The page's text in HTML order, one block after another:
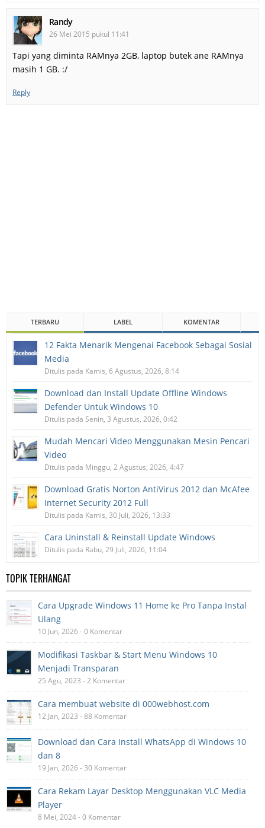
Randy
26 Mei 2015 pukul 11:41
Tapi yang diminta RAMnya 2GB, laptop butek ane RAMnya
masih 1 GB. :/
Reply
TERBARU LABEL KOMENTAR
12 Fakta Menarik Mengenai Facebook Sebagai Sosial
Media
Ditulis pada Kamis, 6 Agustus, 2026, 8:14
Download dan Install Update Offline Windows
Defender Untuk Windows 10
Ditulis pada Senin, 3 Agustus, 2026, 0:42
Mudah Mencari Video Menggunakan Mesin Pencari
Video
Ditulis pada Minggu, 2 Agustus, 2026, 4:47
Download Gratis Norton AntiVirus 2012 dan McAfee
Internet Security 2012 Full
Ditulis pada Kamis, 30 Juli, 2026, 13:33
Cara Uninstall & Reinstall Update Windows
Ditulis pada Rabu, 29 Juli, 2026, 11:04
TOPIK TERHANGAT
Cara Upgrade Windows 11 Home ke Pro Tanpa Instal
Ulang
10 Jun, 2026 - 0 Komentar
Modifikasi Taskbar & Start Menu Windows 10
Menjadi Transparan
25 Agu, 2023 - 2 Komentar
Cara membuat website di 000webhost.com
12 Jan, 2023 - 88 Komentar
Download dan Cara Install WhatsApp di Windows 10
dan 8
19 Jan, 2026 - 30 Komentar
Cara Rekam Layar Desktop Menggunakan VLC Media
Player
8 Mei, 2024 - 0 Komentar